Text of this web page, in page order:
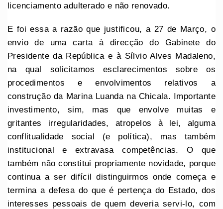
licenciamento adulterado e não renovado.
E foi essa a razão que justificou, a 27 de Março, o
envio de uma carta à direcção do Gabinete do
Presidente da República e à Sílvio Alves Madaleno,
na qual solicitamos esclarecimentos sobre os
procedimentos e envolvimentos relativos a
construção da Marina Luanda na Chicala. Importante
investimento, sim, mas que envolve muitas e
gritantes irregularidades, atropelos à lei, alguma
conflitualidade social (e política), mas também
institucional e extravasa competências. O que
também não constitui propriamente novidade, porque
continua a ser difícil distinguirmos onde começa e
termina a defesa do que é pertença do Estado, dos
interesses pessoais de quem deveria servi-lo, com